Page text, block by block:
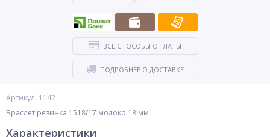
Артикул: 1142
Браслет резинка 1518/17 молоко 18 мм
ВСЕ СПОСОБЫ ОПЛАТЫ
ПОДРОБНЕЕ О ДОСТАВКЕ
Характеристики